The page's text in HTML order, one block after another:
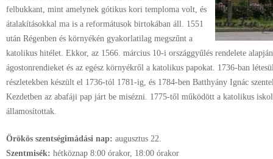
felbukkant, mint amelynek gótikus kori temploma volt, és
átalakításokkal ma is a reformátusok birtokában áll. 1551
után Régenben és környékén gyakorlatilag megszűnt a
katolikus hitélet. Ekkor, az 1566. március 10-i országgyűlés rendelete
ágostonrendieket és az egész környékről a katolikus papokat. 1736-ban
részletekben készült el 1736-tól 1781-ig, és 1784-ben Batthyány Ignác
Kezdetben az abafáji pap járt be misézni. 1775-től működött a katolikus
államosítottak.
Örökös szentségimádási nap: augusztus 22.
Szentmisék: hétköznap 8:00 órakor, 18:00 órakor